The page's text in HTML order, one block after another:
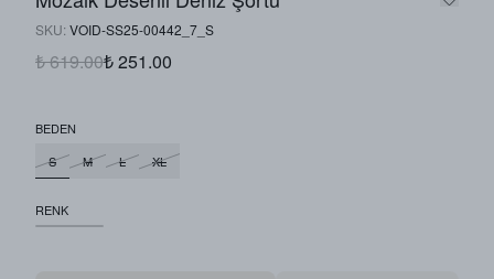
SKU: VOID-SS25-00442_7_S
₺ 619.00₺ 251.00
BEDEN
S
M L XL
RENK